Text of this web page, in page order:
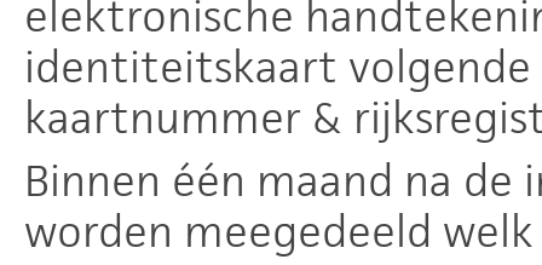
elektronische
identiteitskaart
kaartnummer &
Binnen één maand na
worden meegedeeld